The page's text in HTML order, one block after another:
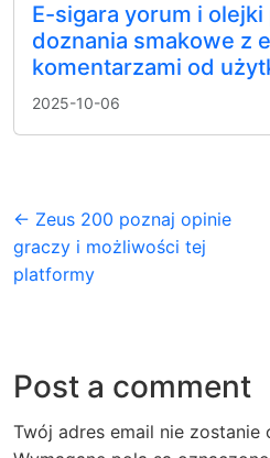
E-sigara yorum i olejki
doznania smakowe z
komentarzami od
2025-10-06
← Zeus 200 poznaj opinie
graczy i możliwości tej
platformy
Post a comment
Twój adres email nie zostanie